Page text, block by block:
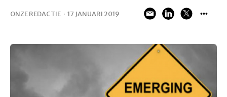
ONZE REDACTIE · 17 JANUARI 2019